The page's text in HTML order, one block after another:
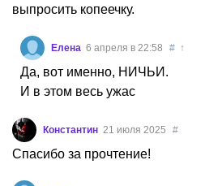
выпросить копеечку.
Елена 6 апреля в 22:58 # ↑
Да, вот именно, НИЧЬИ.
И в этом весь ужас
Константин 21 июля 2025 #
Спасибо за прочтение!